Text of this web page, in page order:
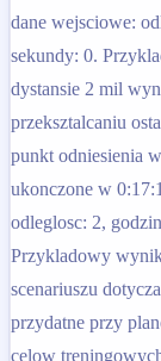
dane wejsciowe:
sekundy: 0.
dystansie 2 mil
przeksztalcaniu
punkt odniesienia
ukonczone w
odleglosc: 2,
Przykladowy
scenariuszu
przydatne przy
celow